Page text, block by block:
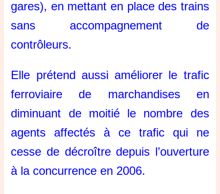
gares), en mettant en place des trains
sans accompagnement de
contrôleurs.
Elle prétend aussi améliorer le trafic
ferroviaire de marchandises en
diminuant de moitié le nombre des
agents affectés à ce trafic qui ne
cesse de décroître depuis l’ouverture
à la concurrence en 2006.